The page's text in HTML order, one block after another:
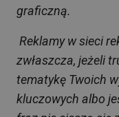
graficzną.
Reklamy w sieci
zwłaszcza, jeżeli
tematykę Twoich
kluczowych albo